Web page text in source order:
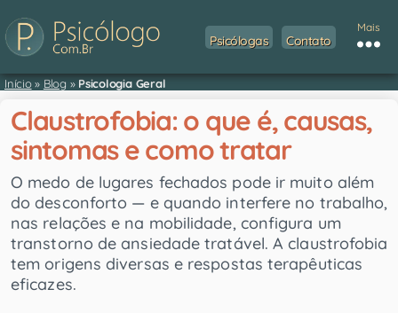
Psicólogas Contato
Mais
Início» Blog» Psicologia Geral
Claustrofobia: o que é, causas,
sintomas e como tratar
O medo de lugares fechados pode ir muito além
do desconforto — e quando interfere no trabalho,
nas relações e na mobilidade, configura um
transtorno de ansiedade tratável. A claustrofobia
tem origens diversas e respostas terapêuticas
eficazes.